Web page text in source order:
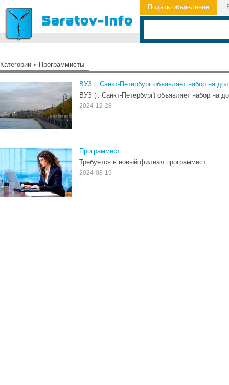
Подать объявление
Категории » Программисты
ВУЗ г. Санкт-Петербург объявляет набор на
ВУЗ (г. Санкт-Петербург) объявляет набор на
2024-12-28
Программист
Требуется в новый филиал программист.
2024-08-19